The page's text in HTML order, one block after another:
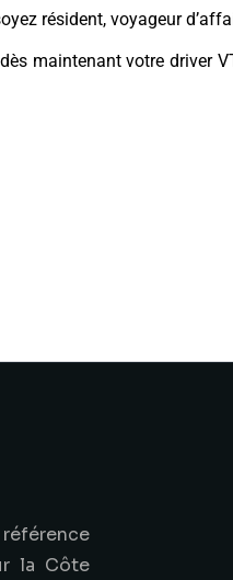
résident, voyageur
maintenant votre driver
la Côte